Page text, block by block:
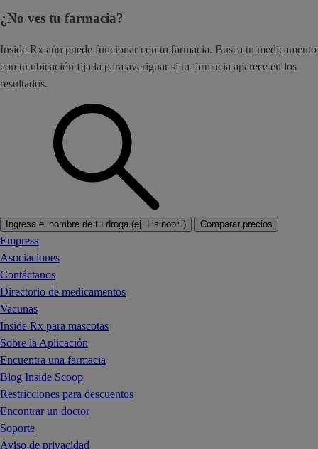
¿No ves tu farmacia?
Inside Rx aún puede funcionar con tu farmacia. Busca tu medicamento
con tu ubicación fijada para averiguar si tu farmacia aparece en los
resultados.
Ingresa el nombre de tu droga (ej. Lisinopril) Comparar precios
Empresa
Asociaciones
Contáctanos
Directorio de medicamentos
Vacunas
Inside Rx para mascotas
Sobre la Aplicación
Encuentra una farmacia
Blog Inside Scoop
Restricciones para descuentos
Encontrar un doctor
Soporte
Aviso de privacidad